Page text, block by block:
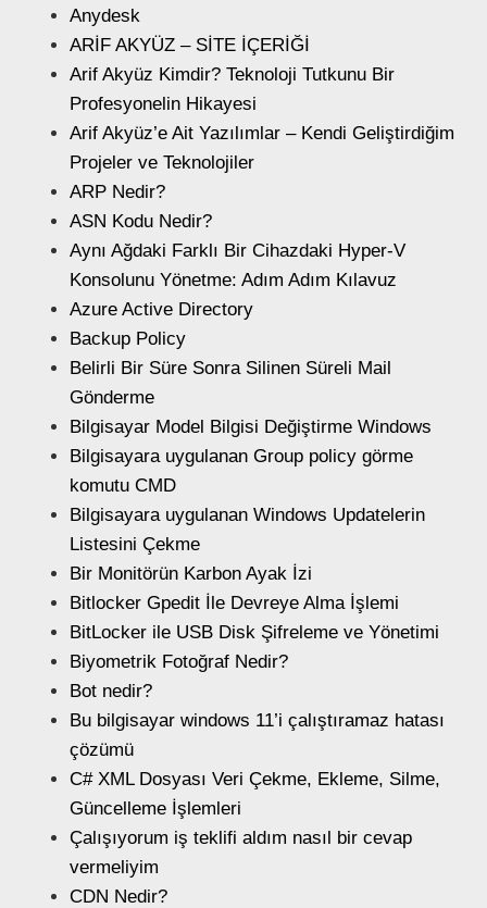
Anydesk
ARİF AKYÜZ – SİTE İÇERİĞİ
Arif Akyüz Kimdir? Teknoloji Tutkunu Bir
Profesyonelin Hikayesi
Arif Akyüz’e Ait Yazılımlar – Kendi Geliştirdiğim
Projeler ve Teknolojiler
ARP Nedir?
ASN Kodu Nedir?
Aynı Ağdaki Farklı Bir Cihazdaki Hyper-V
Konsolunu Yönetme: Adım Adım Kılavuz
Azure Active Directory
Backup Policy
Belirli Bir Süre Sonra Silinen Süreli Mail
Gönderme
Bilgisayar Model Bilgisi Değiştirme Windows
Bilgisayara uygulanan Group policy görme
komutu CMD
Bilgisayara uygulanan Windows Updatelerin
Listesini Çekme
Bir Monitörün Karbon Ayak İzi
Bitlocker Gpedit İle Devreye Alma İşlemi
BitLocker ile USB Disk Şifreleme ve Yönetimi
Biyometrik Fotoğraf Nedir?
Bot nedir?
Bu bilgisayar windows 11’i çalıştıramaz hatası
çözümü
C# XML Dosyası Veri Çekme, Ekleme, Silme,
Güncelleme İşlemleri
Çalışıyorum iş teklifi aldım nasıl bir cevap
vermeliyim
CDN Nedir?